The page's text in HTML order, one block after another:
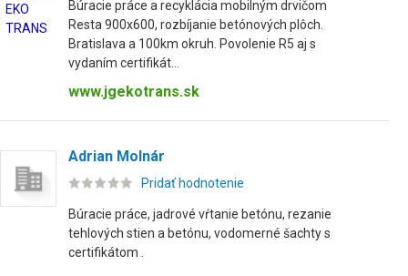
Búracie práce a recyklácia mobilným drvičom
Resta 900x600, rozbíjanie betónových plôch.
Bratislava a 100km okruh. Povolenie R5 aj s
vydaním certifikát...
www.jgekotrans.sk
Adrian Molnár
Pridať hodnotenie
Búracie práce, jadrové vŕtanie betónu, rezanie
tehlových stien a betónu, vodomerné šachty s
certifikátom .